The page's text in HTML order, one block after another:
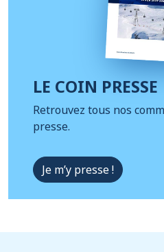
LE COIN PRESSE
Retrouvez tous nos
presse.
Je m’y presse !